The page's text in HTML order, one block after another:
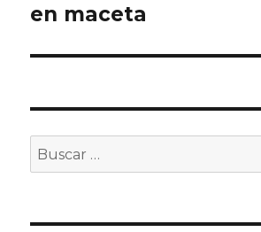
entradas
en maceta
Buscar
por: